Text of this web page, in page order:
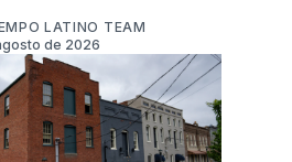
LATINO TEAM
de 2026